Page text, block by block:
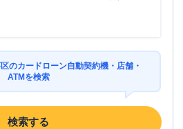
のカードローン自動契約機・店舗・
ATMを検索
検索する